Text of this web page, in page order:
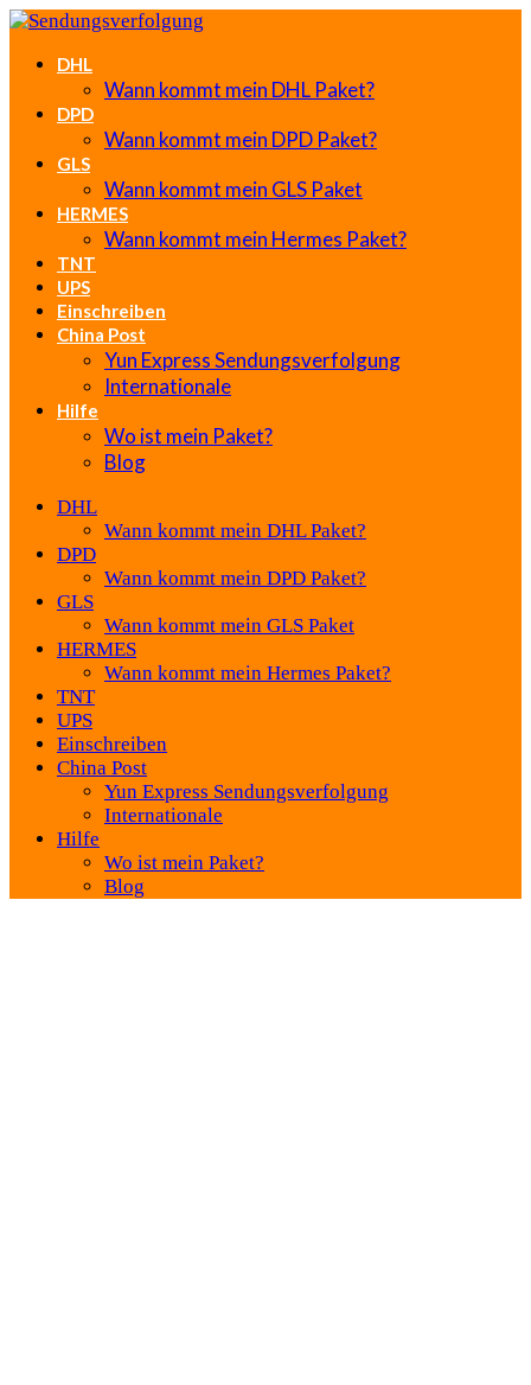
DHL
Wann kommt mein DHL Paket?
DPD
Wann kommt mein DPD Paket?
GLS
Wann kommt mein GLS Paket
HERMES
Wann kommt mein Hermes Paket?
TNT
UPS
Einschreiben
China Post
Yun Express Sendungsverfolgung
Internationale
Hilfe
Wo ist mein Paket?
Blog
DHL
Wann kommt mein DHL Paket?
DPD
Wann kommt mein DPD Paket?
GLS
Wann kommt mein GLS Paket
HERMES
Wann kommt mein Hermes Paket?
TNT
UPS
Einschreiben
China Post
Yun Express Sendungsverfolgung
Internationale
Hilfe
Wo ist mein Paket?
Blog